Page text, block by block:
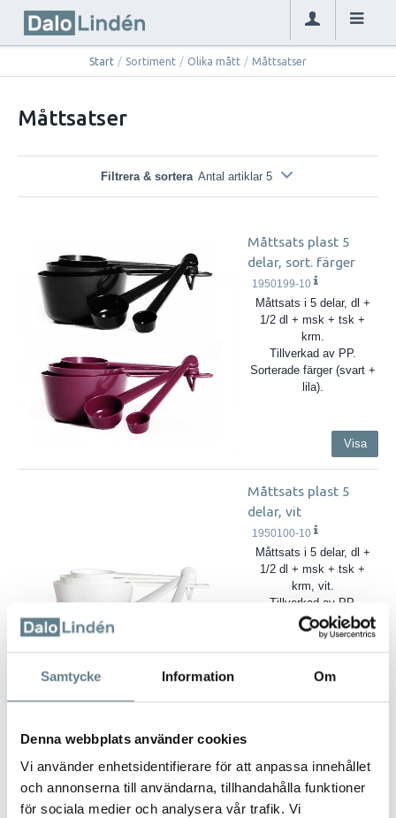
Samtycke Information Om
Denna webbplats använder cookies
Vi använder enhetsidentifierare för att anpassa innehållet
och annonserna till användarna, tillhandahålla funktioner
för sociala medier och analysera vår trafik. Vi
Start / Sortiment / Olika mått / Måttsatser
Måttsatser
Filtrera & sortera Antal artiklar 5
Måttsats plast 5
delar, sort. färger
1950199-10
Måttsats i 5 delar, dl +
1/2 dl + msk + tsk +
krm.
Tillverkad av PP.
Sorterade färger (svart +
lila).
Visa
Måttsats plast 5
delar, vit
1950100-10
Måttsats i 5 delar, dl +
1/2 dl + msk + tsk +
krm, vit.
Tillverkad av PP.
PP
9831502-03
Måttsats i 5 delar, 1dl,